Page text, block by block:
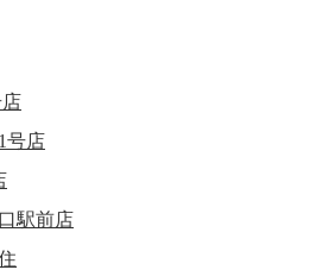
号店
駅前店